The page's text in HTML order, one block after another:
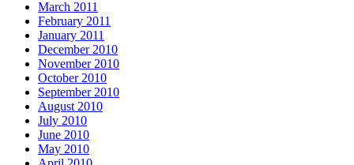
March 2011
February 2011
January 2011
December 2010
November 2010
October 2010
September 2010
August 2010
July 2010
June 2010
May 2010